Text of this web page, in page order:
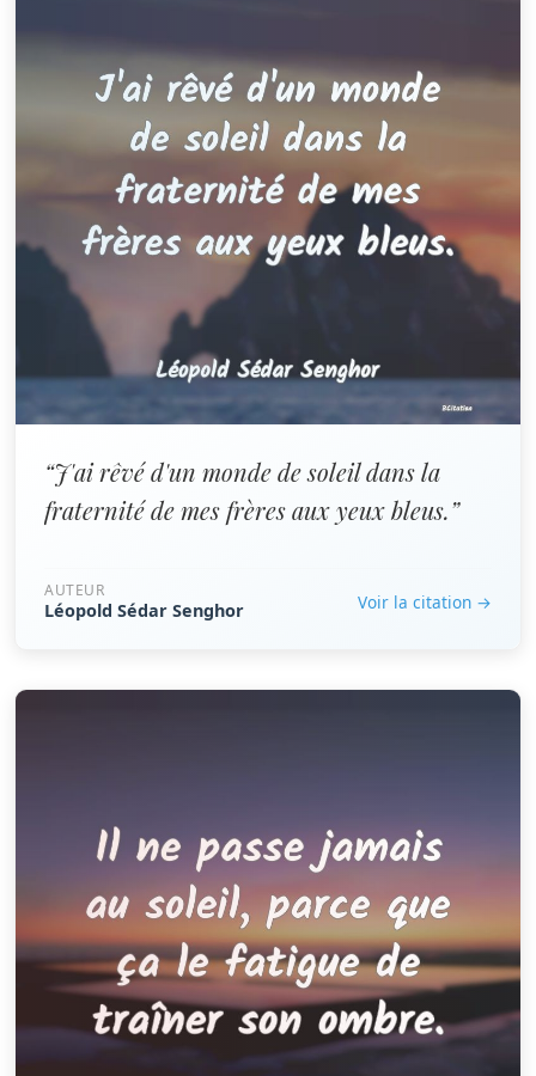
“J'ai rêvé d'un monde de soleil dans la
fraternité de mes frères aux yeux bleus.”
AUTEUR
Léopold Sédar Senghor Voir la citation →